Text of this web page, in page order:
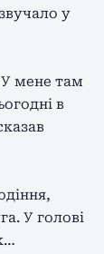
у
мене там
в
У голові